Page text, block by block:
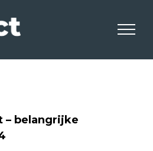
– belangrijke